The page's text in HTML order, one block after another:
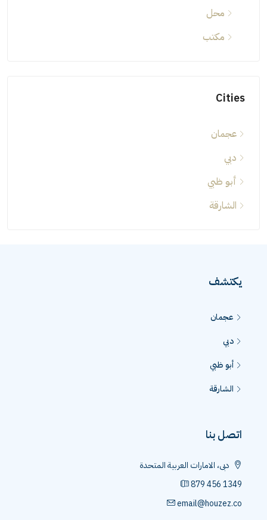
محل
مكتب
Cities
عجمان
دبي
أبو ظبي
الشارقة
يكتشف
عجمان
دبي
أبو ظبي
الشارقة
اتصل بنا
دبى، الامارات العربية المتحدة
879 456 1349
email@houzez.co